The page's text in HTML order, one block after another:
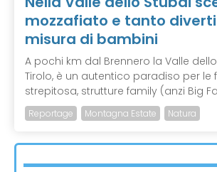
mozzafiato e tanto
misura di bambini
A pochi km dal Brennero la Valle
Tirolo, è un autentico paradiso per le
strepitosa, strutture family (anzi Big
Reportage Montagna Estate Natura